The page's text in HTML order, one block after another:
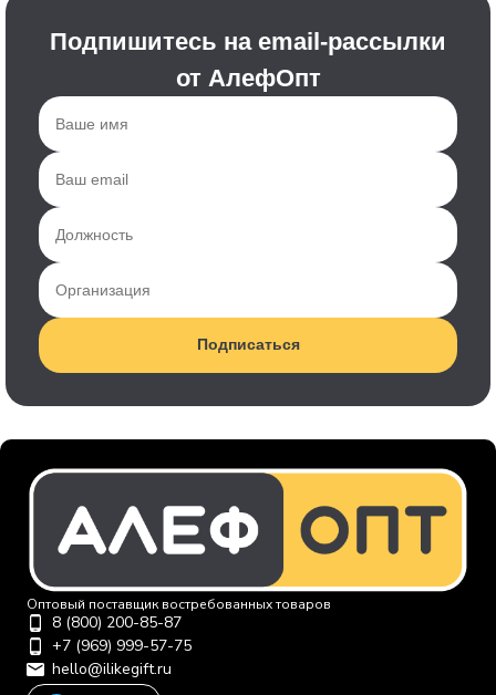
Подпишитесь на email-рассылки
от АлефОпт
Подписаться
Оптовый поставщик востребованных товаров
8 (800) 200-85-87
+7 (969) 999-57-75
hello@ilikegift.ru